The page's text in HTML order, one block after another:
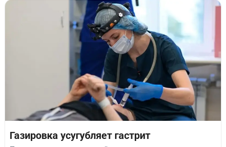
Газировка усугубляет гастрит